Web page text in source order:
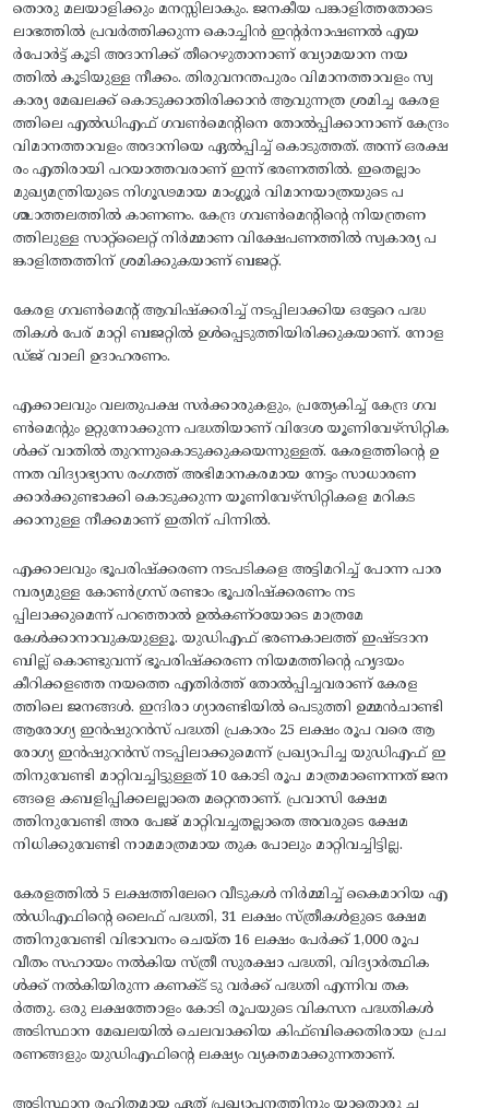
തൊരു മലയാളിക്കും മനസ്സിലാകും. ജനകീയ പങ്കാളിത്തതോടെ
ലാഭത്തില്‍ പ്രവര്‍ത്തിക്കുന്ന കൊച്ചിന്‍ ഇന്റര്‍നാഷണല്‍ എയ
ര്‍പോര്‍ട്ട്‌ കൂടി അദാനിക്ക്‌ തീറെഴുതാനാണ്‌ വ്യോമയാന നയ
ത്തില്‍ കൂടിയുള്ള നീക്കം. തിരുവനന്തപുരം വിമാനത്താവളം സ്വ
കാര്യ മേഖലക്ക്‌ കൊടുക്കാതിരിക്കാന്‍ ആവുന്നത്ര ശ്രമിച്ച കേരള
ത്തിലെ എല്‍ഡിഎഫ്‌ ഗവണ്‍മെന്റിനെ തോല്‍പ്പിക്കാനാണ്‌ കേന്ദ്രം
വിമാനത്താവളം അദാനിയെ ഏല്‍പ്പിച്ച്‌ കൊടുത്തത്‌. അന്ന്‌ ഒരക്ഷ
രം എതിരായി പറയാത്തവരാണ്‌ ഇന്ന്‌ ഭരണത്തില്‍. ഇതെല്ലാം
മുഖ്യമന്ത്രിയുടെ നിഗൂഢമായ മാംഗ്ലൂര്‍ വിമാനയാത്രയുടെ പ
ശ്ചാത്തലത്തില്‍ കാണണം. കേന്ദ്ര ഗവണ്‍മെന്റിന്റെ നിയന്ത്രണ
ത്തിലുള്ള സാറ്റ്‌ലൈറ്റ്‌ നിര്‍മ്മാണ വിക്ഷേപണത്തില്‍ സ്വകാര്യ പ
ങ്കാളിത്തത്തിന്‌ ശ്രമിക്കുകയാണ്‌ ബജറ്റ്‌.
കേരള ഗവണ്‍മെന്റ്‌ ആവിഷ്‌ക്കരിച്ച്‌ നടപ്പിലാക്കിയ ഒട്ടേറെ പദ്ധ
തികള്‍ പേര്‌ മാറ്റി ബജറ്റില്‍ ഉള്‍പ്പെടുത്തിയിരിക്കുകയാണ്‌. നോള
ഡ്‌ജ്‌ വാലി ഉദാഹരണം.
എക്കാലവും വലതുപക്ഷ സര്‍ക്കാരുകളും, പ്രത്യേകിച്ച്‌ കേന്ദ്ര ഗവ
ണ്‍മെന്റും ഉറ്റുനോക്കുന്ന പദ്ധതിയാണ്‌ വിദേശ യൂണിവേഴ്‌സിറ്റിക
ള്‍ക്ക്‌ വാതില്‍ തുറന്നുകൊടുക്കുകയെന്നുള്ളത്‌. കേരളത്തിന്റെ ഉ
ന്നത വിദ്യാഭ്യാസ രംഗത്ത്‌ അഭിമാനകരമായ നേട്ടം സാധാരണ
ക്കാര്‍ക്കുണ്ടാക്കി കൊടുക്കുന്ന യൂണിവേഴ്‌സിറ്റികളെ മറികട
ക്കാനുള്ള നീക്കമാണ്‌ ഇതിന്‌ പിന്നില്‍.
എക്കാലവും ഭൂപരിഷ്‌ക്കരണ നടപടികളെ അട്ടിമറിച്ച്‌ പോന്ന പാര
മ്പര്യമുള്ള കോണ്‍ഗ്രസ്‌ രണ്ടാം ഭൂപരിഷ്‌ക്കരണം നട
പ്പിലാക്കുമെന്ന്‌ പറഞ്ഞാല്‍ ഉല്‍കണ്‌ഠയോടെ മാത്രമേ
കേള്‍ക്കാനാവുകയുള്ളൂ. യുഡിഎഫ്‌ ഭരണകാലത്ത്‌ ഇഷ്ടദാന
ബില്ല്‌ കൊണ്ടുവന്ന്‌ ഭൂപരിഷ്‌ക്കരണ നിയമത്തിന്റെ ഹൃദയം
കീറിക്കളഞ്ഞ നയത്തെ എതിര്‍ത്ത്‌ തോല്‍പ്പിച്ചവരാണ്‌ കേരള
ത്തിലെ ജനങ്ങള്‍. ഇന്ദിരാ ഗ്യാരണ്ടിയില്‍ പെടുത്തി ഉമ്മന്‍ചാണ്ടി
ആരോഗ്യ ഇന്‍ഷുറന്‍സ്‌ പദ്ധതി പ്രകാരം 25 ലക്ഷം രൂപ വരെ ആ
രോഗ്യ ഇന്‍ഷുറന്‍സ്‌ നടപ്പിലാക്കുമെന്ന്‌ പ്രഖ്യാപിച്ച യുഡിഎഫ്‌ ഇ
തിനുവേണ്ടി മാറ്റിവച്ചിട്ടുള്ളത്‌ 10 കോടി രൂപ മാത്രമാണെന്നത്‌ ജന
ങ്ങളെ കബളിപ്പിക്കലല്ലാതെ മറ്റെന്താണ്‌. പ്രവാസി ക്ഷേമ
ത്തിനുവേണ്ടി അര പേജ്‌ മാറ്റിവച്ചതല്ലാതെ അവരുടെ ക്ഷേമ
നിധിക്കുവേണ്ടി നാമമാത്രമായ തുക പോലും മാറ്റിവച്ചിട്ടില്ല.
കേരളത്തില്‍ 5 ലക്ഷത്തിലേറെ വീടുകള്‍ നിര്‍മ്മിച്ച്‌ കൈമാറിയ എ
ല്‍ഡിഎഫിന്റെ ലൈഫ്‌ പദ്ധതി, 31 ലക്ഷം സ്‌ത്രീകള്‍ളുടെ ക്ഷേമ
ത്തിനുവേണ്ടി വിഭാവനം ചെയ്‌ത 16 ലക്ഷം പേര്‍ക്ക്‌ 1,000 രൂപ
വീതം സഹായം നല്‍കിയ സ്‌ത്രീ സുരക്ഷാ പദ്ധതി, വിദ്യാര്‍ത്ഥിക
ള്‍ക്ക്‌ നല്‍കിയിരുന്ന കണക്ട്‌ ടു വര്‍ക്ക്‌ പദ്ധതി എന്നിവ തക
ര്‍ത്തു. ഒരു ലക്ഷത്തോളം കോടി രൂപയുടെ വികസന പദ്ധതികള്‍
അടിസ്ഥാന മേഖലയില്‍ ചെലവാക്കിയ കിഫ്‌ബിക്കെതിരായ പ്രച
രണങ്ങളും യുഡിഎഫിന്റെ ലക്ഷ്യം വ്യക്തമാക്കുന്നതാണ്‌.